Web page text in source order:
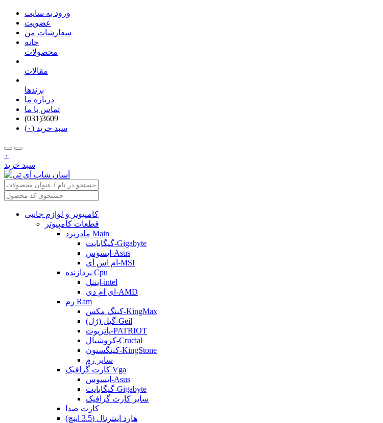
ورود به سایت
عضویت
سفارشات من
خانه
محصولات
مقالات
برندها
درباره ما
تماس با ما
(031)3609
سبد خرید (۰)
۰
سبد خرید
کامپیوتر و لوازم جانبی
قطعات کامپیوتر
مادربرد Main
گیگابایت-Gigabyte
ایسوس-Asus
ام اس آی-MSI
پردازنده Cpu
اینتل-intel
ای ام دی-AMD
رم Ram
کینگ مکس-KingMax
گیل (ژل)-Geil
پاتریوت-PATRIOT
کروشیال-Crucial
کینگستون-KingStone
سایر رم
کارت گرافیک Vga
ایسوس-Asus
گیگابایت-Gigabyte
سایر کارت گرافیک
کارت صدا
هارد اینترنال (3.5 اینچ)